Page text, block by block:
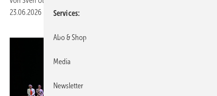
23.06.2026
Druckvorschau
Services
Abo & Shop
Media
Newsletter